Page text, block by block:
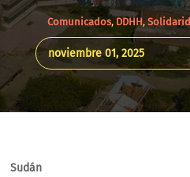
Comunicados, DDHH,
noviembre 01, 2025
Sudán